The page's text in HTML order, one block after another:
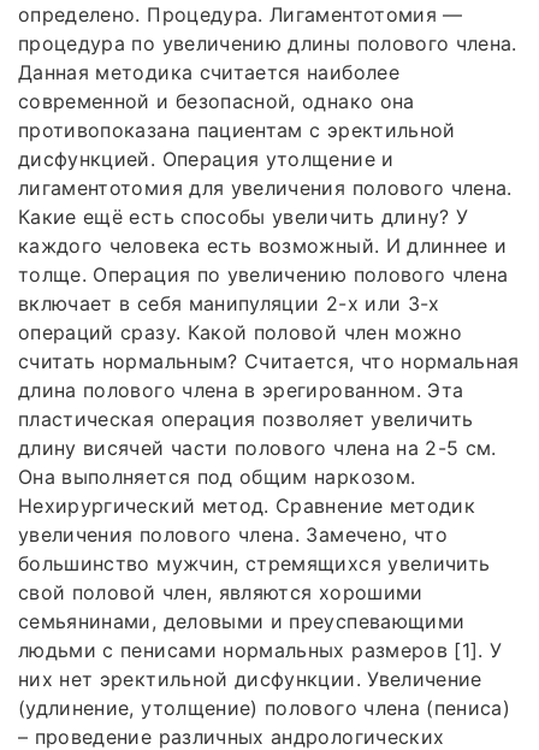
определено. Процедура. Лигаментотомия —
процедура по увеличению длины полового члена.
Данная методика считается наиболее
современной и безопасной, однако она
противопоказана пациентам с эректильной
дисфункцией. Операция утолщение и
лигаментотомия для увеличения полового члена.
Какие ещё есть способы увеличить длину? У
каждого человека есть возможный. И длиннее и
толще. Операция по увеличению полового члена
включает в себя манипуляции 2-х или 3-х
операций сразу. Какой половой член можно
считать нормальным? Считается, что нормальная
длина полового члена в эрегированном. Эта
пластическая операция позволяет увеличить
длину висячей части полового члена на 2-5 см.
Она выполняется под общим наркозом.
Нехирургический метод. Сравнение методик
увеличения полового члена. Замечено, что
большинство мужчин, стремящихся увеличить
свой половой член, являются хорошими
семьянинами, деловыми и преуспевающими
людьми с пенисами нормальных размеров [1]. У
них нет эректильной дисфункции. Увеличение
(удлинение, утолщение) полового члена (пениса)
– проведение различных андрологических